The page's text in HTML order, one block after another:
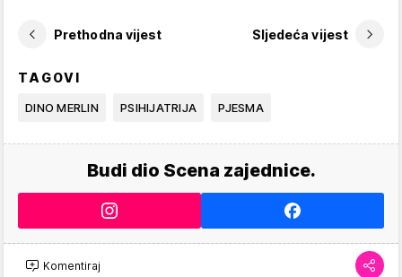
Prethodna vijest Sljedeća vijest
TAGOVI
DINO MERLIN PSIHIJATRIJA PJESMA
Budi dio Scena zajednice.
Komentiraj